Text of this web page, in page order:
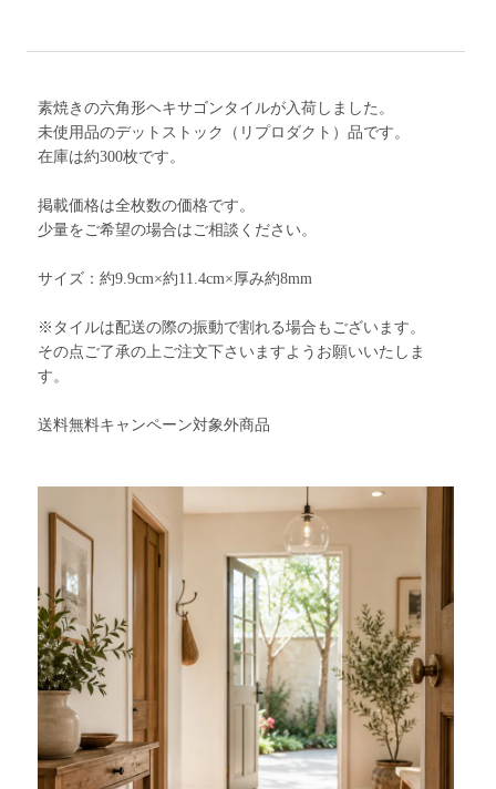
素焼きの六角形ヘキサゴンタイルが入荷しました。
未使用品のデットストック（リプロダクト）品です。
在庫は約300枚です。
掲載価格は全枚数の価格です。
少量をご希望の場合はご相談ください。
サイズ：約9.9cm×約11.4cm×厚み約8mm
※タイルは配送の際の振動で割れる場合もございます。
その点ご了承の上ご注文下さいますようお願いいたしま
す。
送料無料キャンペーン対象外商品